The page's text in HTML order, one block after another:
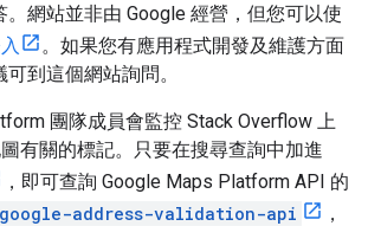
。網站並非由 Google 經營，但您可以使
。如果您有應用程式開發及維護方面
到這個網站詢問。
團隊成員會監控 Stack Overflow 上
有關的標記。只要在搜尋查詢中加進
，即可查詢 Google Maps Platform API 的
google-address-validation-api
，